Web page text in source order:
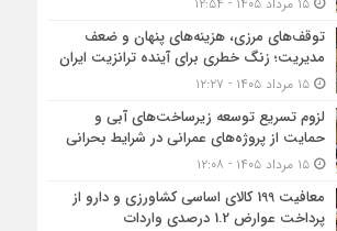
توقف‌های مرزی، هزینه‌های پنهان و ضعف
مدیریت؛ زنگ خطری برای آینده ترانزیت ایران
۱۵ مرداد ۱۴۰۵ - ۱۲:۲۷
لزوم تسریع توسعه زیرساخت‌های آبی و
حمایت از پروژه‌های عمرانی در شرایط بحرانی
۱۵ مرداد ۱۴۰۵ - ۱۲:۰۸
معافیت 199 کالای اساسی کشاورزی و دارو از
پرداخت عوارض 1.2 درصدی واردات